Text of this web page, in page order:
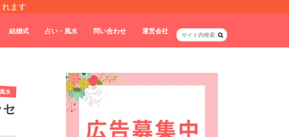
ます
結婚式 占い・風水 問い合わせ 運営会社
水